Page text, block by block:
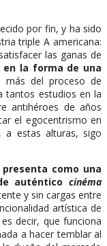
por fin, y ha sido
triple A americana:
las ganas de
en la forma de una
más del proceso de
tantos estudios en la
antihéroes de años
el egocentrismo en
estas alturas, sigo
como una
auténticocinéma
y sin cargas entre
artística de
decir, que funciona
a hacer temblar al